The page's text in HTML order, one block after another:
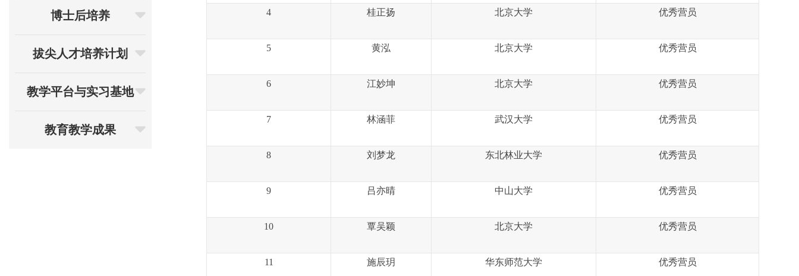
博士后培养
拔尖人才培养计划
教学平台与实习基地
教育教学成果
4 桂正扬 北京大学 优秀营员
5 黄泓 北京大学 优秀营员
6 江妙坤 北京大学 优秀营员
7 林涵菲 武汉大学 优秀营员
8 刘梦龙 东北林业大学 优秀营员
9 吕亦晴 中山大学 优秀营员
10 覃吴颖 北京大学 优秀营员
11 施辰玥 华东师范大学 优秀营员